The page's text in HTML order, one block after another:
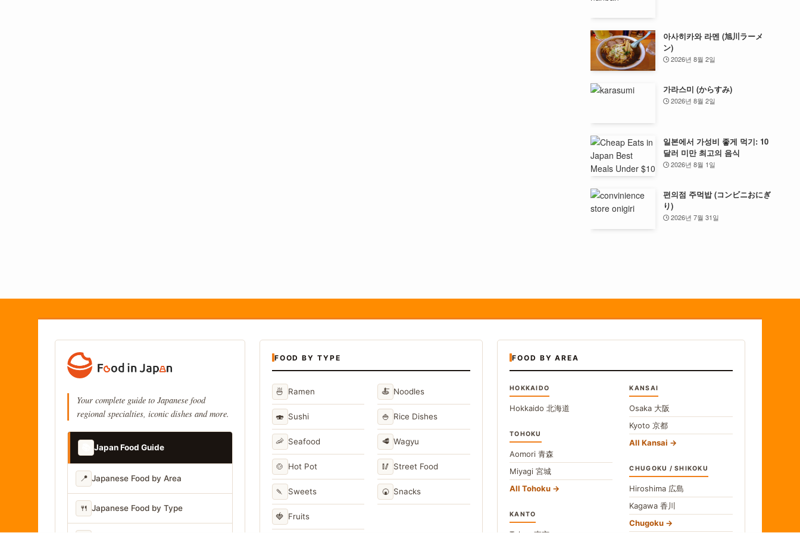
아사히카와 라멘 (旭川ラーメ
ン)
2026년 8월 2일
가라스미 (からすみ)
2026년 8월 2일
일본에서 가성비 좋게 먹기: 10
달러 미만 최고의 음식
2026년 8월 1일
편의점 주먹밥 (コンビニおにぎ
り)
2026년 7월 31일
Your complete guide to Japanese food
regional specialties, iconic dishes and more.
Japan Food Guide
📍 Japanese Food by Area
🍴 Japanese Food by Type
FOOD BY TYPE
🍜 Ramen 🍝 Noodles
🍣 Sushi 🍚 Rice Dishes
🦐 Seafood 🥩 Wagyu
🍲 Hot Pot 🥢 Street Food
🍡 Sweets 🍘 Snacks
🍓 Fruits
FOOD BY AREA
HOKKAIDO
Hokkaido 北海道
TOHOKU
Aomori 青森
Miyagi 宮城
All Tohoku
KANTO
KANSAI
Osaka 大阪
Kyoto京都
All Kansai
CHUGOKU / SHIKOKU
Hiroshima 広島
Kagawa香川
Chugoku